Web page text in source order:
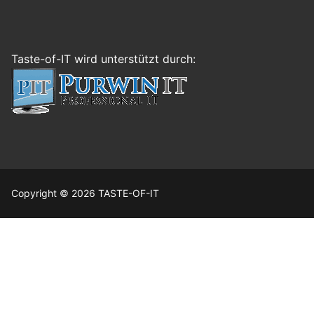
Taste-of-IT wird unterstützt durch:
Copyright © 2026 TASTE-OF-IT